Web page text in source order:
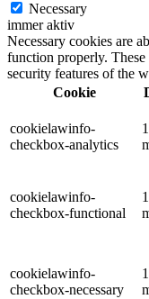
Necessary
immer aktiv
Necessary cookies are
function properly. These
security features of the
Cookie
cookielawinfo-
checkbox-analytics
cookielawinfo-
checkbox-functional
cookielawinfo-
checkbox-necessary